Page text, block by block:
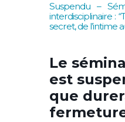
Suspendu –
interdisciplinaire :
secret, de l’intime
Le
est
que
fermeture